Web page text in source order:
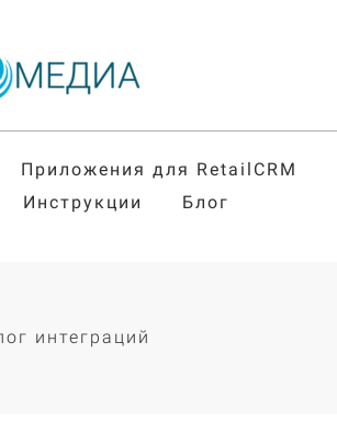
Приложения для RetailCRM
Инструкции Блог
интеграций